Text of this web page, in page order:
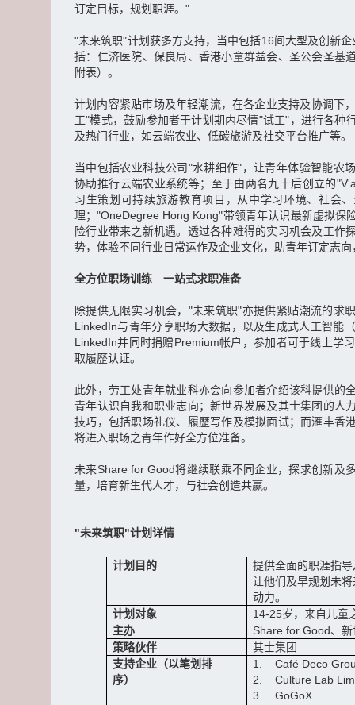
订定目标，规划职涯。"
"未来筑职"计划获多方支持，当中包括16间大型及创新
括：仁济医院、保良局、香港小童群益会、圣公会圣基
附表）。
计划内容紧贴市场及年轻潮流，在各企业支持及协调下
工"模式，鼓励参加者于计划期内尽情"试工"，进行各种
及热门行业，如云端农业、低碳旅游及社交平台推广等。
当中包括农业科技公司"水耕细作"，让青年体验智能农
协助推行云端农业系统等；至于由两名九十后创立的
习生策划可持续旅游教育项目，从中学习环境、社会
理；"OneDegree Hong Kong"带领青年认识最新虚拟保
险行业带来之新机遇。透过各种难得的实习机会及工作
势，体验不同行业日常运作及企业文化，助青年订定志
全方位职场训练 一站式求职准备
除提供无限实习机会，"未来筑职"亦提供紧贴潮流的求
LinkedIn与青年分享职场大数据，以及生成式人工智能
LinkedIn并同时捐赠Premium帐户，参加者可于线上学
取履歷认证。
此外，劳工处青年就业科亦会向参加者介绍该科提供的
青年认识自我和职业志向；新世界发展及其士集团的人
技巧，包括职场礼仪、履歷写作及模拟面试；而滙丰香
将进入职场之青年作好全方位准备。
未来Share for Good将继续联乘不同企业，探求创新及
量，培育新生代人才，与社会创造共赢。
"未来筑职"计划详情
计划目的
提供全面的职涯指
让他们及早规划未
动力。
计划对象
14-25岁，来自儿童
主办
Share for Good、
策略伙伴
其士集团
支持企业（以笔划排
序）
1. Café Deco
2. Culture Lab
3. GoGoX